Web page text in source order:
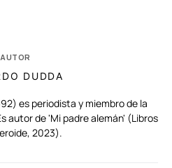
AUTOR
DUDDA
es periodista y miembro de la
autor de 'Mi padre alemán' (Libros
2023).